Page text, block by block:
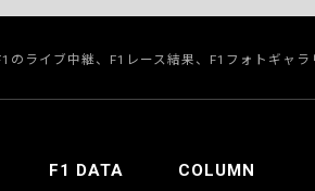
のライブ中継、F1レース結果、F1フォトギャ
F1 DATA COLUMN